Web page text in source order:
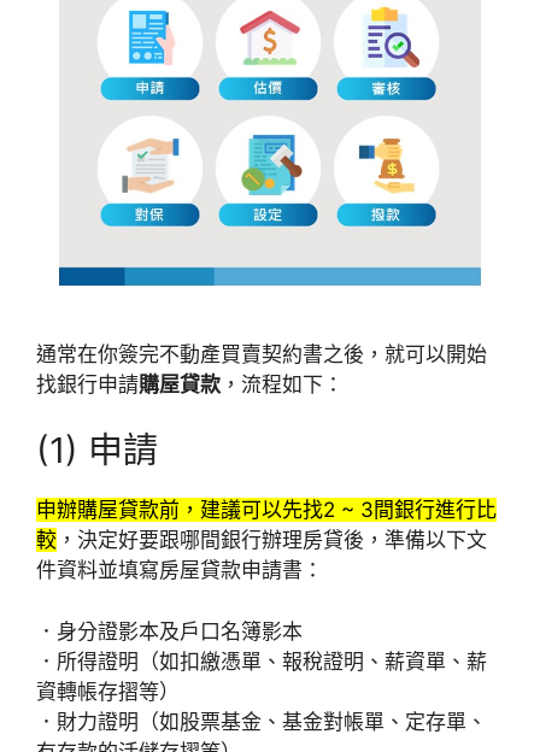
通常在你簽完不動產買賣契約書之後，就可以開始
找銀行申請購屋貸款 ，流程如下：
(1) 申請
申辦購屋貸款前，建議可以先找2 ~ 3間銀行進行比
較 ，決定好要跟哪間銀行辦理房貸後，準備以下文
件資料並填寫房屋貸款申請書：
．身分證影本及戶口名簿影本
．所得證明（如扣繳憑單、報稅證明、薪資單、薪
資轉帳存摺等）
．財力證明（如股票基金、基金對帳單、定存單、